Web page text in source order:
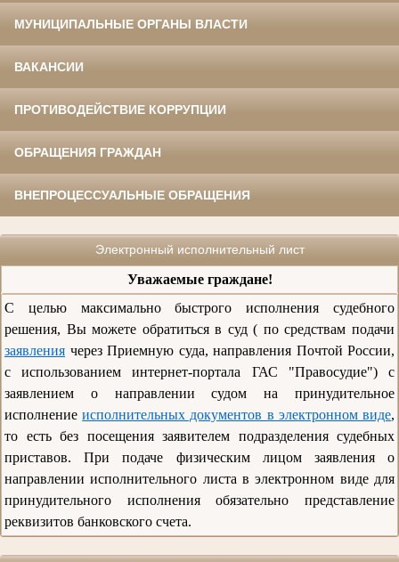
МУНИЦИПАЛЬНЫЕ ОРГАНЫ ВЛАСТИ
ВАКАНСИИ
ПРОТИВОДЕЙСТВИЕ КОРРУПЦИИ
ОБРАЩЕНИЯ ГРАЖДАН
ВНЕПРОЦЕССУАЛЬНЫЕ ОБРАЩЕНИЯ
Электронный исполнительный лист
Уважаемые граждане!
С целью максимально быстрого исполнения судебного
решения, Вы можете обратиться в суд ( по средствам подачи
заявления через Приемную суда, направления Почтой России,
с использованием интернет-портала ГАС "Правосудие") с
заявлением о направлении судом на принудительное
исполнениеисполнительных документов в электронном виде,
то есть без посещения заявителем подразделения судебных
приставов. При подаче физическим лицом заявления о
направлении исполнительного листа в электронном виде для
принудительного исполнения обязательно представление
реквизитов банковского счета.